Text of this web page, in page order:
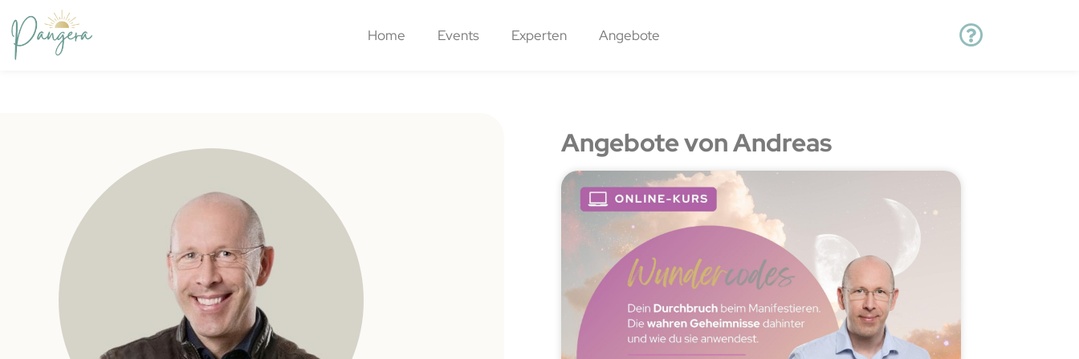
Home Events Experten Angebote
Angebote von Andreas